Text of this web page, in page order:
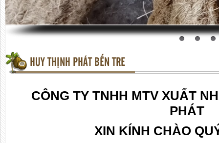
HUY THỊNH PHÁT BẾN TRE
CÔNG TY TNHH MTV XUẤT
PHÁT
XIN KÍNH CHÀO